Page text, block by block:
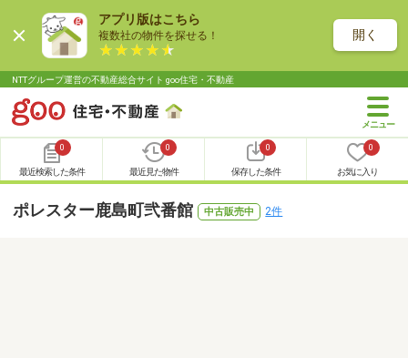
アプリ版はこちら
複数社の物件を探せる！ 開く
NTTグループ運営の不動産総合サイト goo住宅・不動産
0
最近検索した条件
0
最近見た物件
0
保存した条件
0
お気に入り
ポレスター鹿島町弐番館 中古販売中 2件